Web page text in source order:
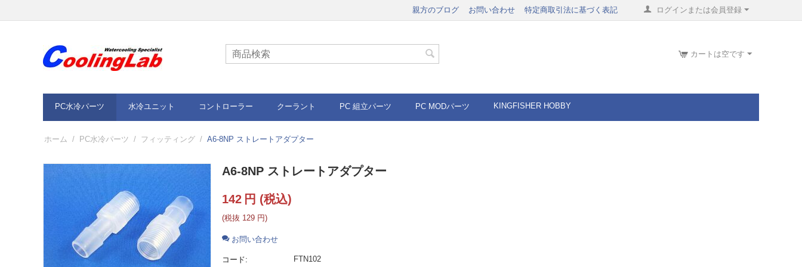
ログインまたは会員登録
親方のブログ お問い合わせ 特定商取引法に基づく表記
カートは空です
PC水冷パーツ 水冷ユニット コントローラー クーラント PC 組立パーツ PC MODパーツ KINGFISHER HOBBY
ホーム / PC水冷パーツ / フィッティング / A6-8NP ストレートアダプター
A6-8NP ストレートアダプター
142 円 (税込)
(税抜 129 円)
お問い合わせ
コード: FTN102